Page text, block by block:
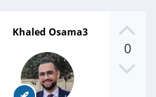
0
Khaled Osama3